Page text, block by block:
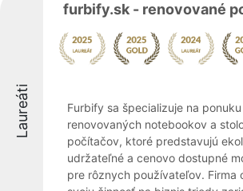
Laureáti
furbify.sk - renovované
Furbify sa špecializuje na
renovovaných notebookov a
počítačov, ktoré predstavujú
udržateľné a cenovo dostupné
pre rôznych používateľov. Firma